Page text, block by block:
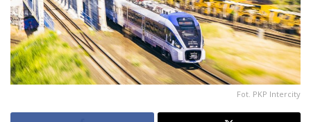
Fot. PKP Intercity